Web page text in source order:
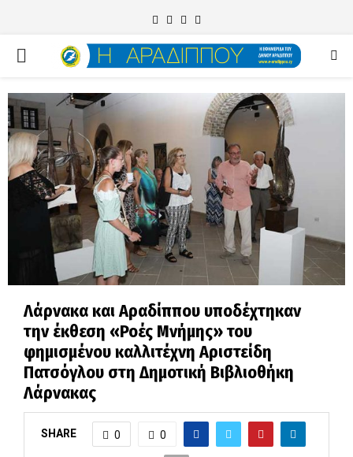
Facebook
TwitterInstagram
PRIMARY
MENU
Λάρνακα και Αραδίππου υποδέχτηκαν
την έκθεση «Ροές Μνήμης» του
φημισμένου καλλιτέχνη Αριστείδη
Πατσόγλου στη Δημοτική Βιβλιοθήκη
Λάρνακας
SHARE 0 0